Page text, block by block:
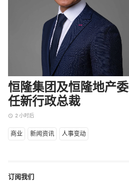
恒隆集团及恒隆地产委
任新行政总裁
access_time 2 小时后
商业 新闻资讯 人事变动
订阅我们